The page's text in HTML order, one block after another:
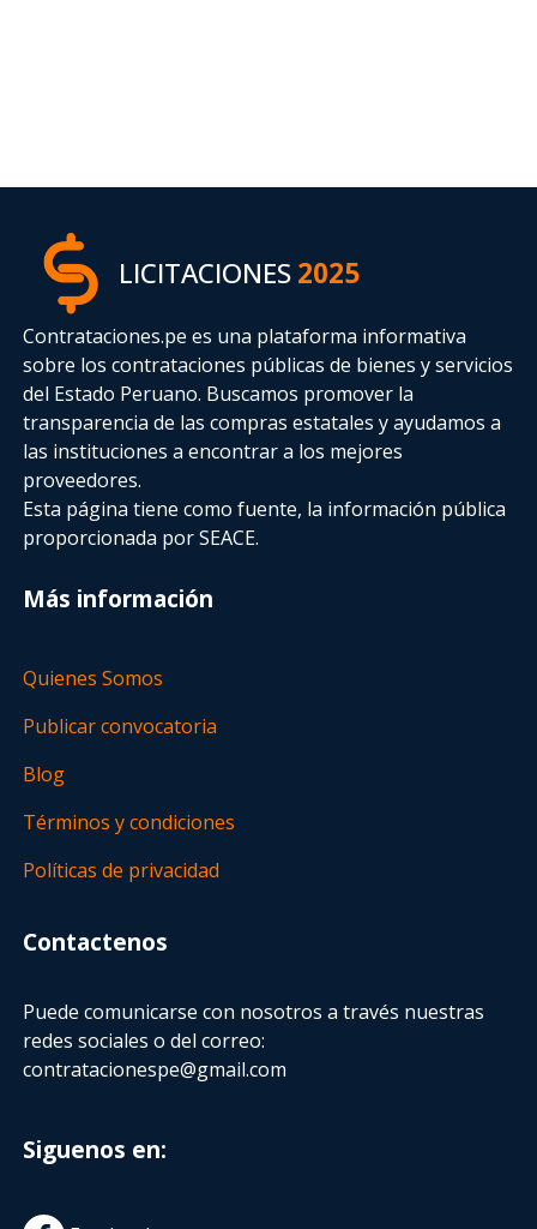
LICITACIONES2025
Contrataciones.pe es una plataforma informativa
sobre los contrataciones públicas de bienes y servicios
del Estado Peruano. Buscamos promover la
transparencia de las compras estatalesy ayudamos a
las instituciones a encontrar a los mejores
proveedores.
Esta página tiene como fuente, la información pública
proporcionada por SEACE.
Más información
Quienes Somos
Publicar convocatoria
Blog
Términos y condiciones
Políticas de privacidad
Contactenos
Puede comunicarse con nosotros a través nuestras
redes sociales o del correo:
contratacionespe@gmail.com
Siguenos en: